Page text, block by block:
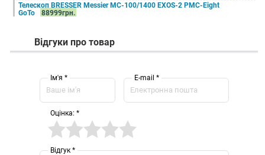
Телескоп BRESSER Messier МС-100/1400 EXOS-2 PMC-Eight
GoTo
88999грн.
Телескоп BRESSER Messier МСX-127 EQ/AZ GoTo
Телескоп BRESSER Pollux 150/1400 EQ3 (carbon)
Телескоп BRESSER Solarix 76/350 AZ (carbon)
Телескоп BRESSER Venus 76/700 AZ Solar filter Carbon (смартфон-
адаптер)7299грн.
Телескоп BRESSER Messier 12" Dobson
Телескоп BRESSER Arcturus 60/700 AZ (carbon)
Відгуки про товар
Ім'я * E-mail *
Оцінка: *
Відгук *